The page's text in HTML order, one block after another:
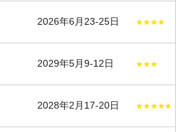
2026年6月23-25日
2029年5月9-12日
2028年2月17-20日